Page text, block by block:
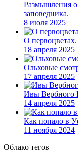
Размышления о
заповедника.
8 июля 2025
О первоцветах.
18 апреля 2025
Ольховые
17 апреля 2025
Ивы Вербного
14 апреля 2025
Как попало в
11 ноября 2024
Облако тегов